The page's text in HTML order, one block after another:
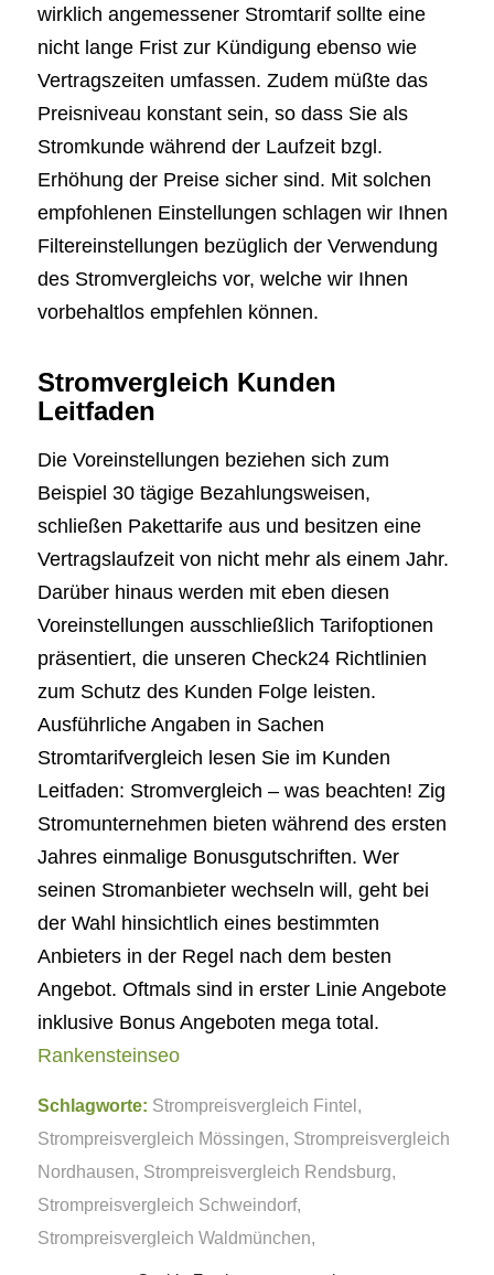
wirklich angemessener Stromtarif sollte eine
nicht lange Frist zur Kündigung ebenso wie
Vertragszeiten umfassen. Zudem müßte das
Preisniveau konstant sein, so dass Sie als
Stromkunde während der Laufzeit bzgl.
Erhöhung der Preise sicher sind. Mit solchen
empfohlenen Einstellungen schlagen wir Ihnen
Filtereinstellungen bezüglich der Verwendung
des Stromvergleichs vor, welche wir Ihnen
vorbehaltlos empfehlen können.
Stromvergleich Kunden
Leitfaden
Die Voreinstellungen beziehen sich zum
Beispiel 30 tägige Bezahlungsweisen,
schließen Pakettarife aus und besitzen eine
Vertragslaufzeit von nicht mehr als einem Jahr.
Darüber hinaus werden mit eben diesen
Voreinstellungen ausschließlich Tarifoptionen
präsentiert, die unseren Check24 Richtlinien
zum Schutz des Kunden Folge leisten.
Ausführliche Angaben in Sachen
Stromtarifvergleich lesen Sie im Kunden
Leitfaden: Stromvergleich – was beachten! Zig
Stromunternehmen bieten während des ersten
Jahres einmalige Bonusgutschriften. Wer
seinen Stromanbieter wechseln will, geht bei
der Wahl hinsichtlich eines bestimmten
Anbieters in der Regel nach dem besten
Angebot. Oftmals sind in erster Linie Angebote
inklusive Bonus Angeboten mega total.
Rankensteinseo
Schlagworte: Strompreisvergleich Fintel,
Strompreisvergleich Mössingen, Strompreisvergleich
Nordhausen, Strompreisvergleich Rendsburg,
Strompreisvergleich Schweindorf,
Strompreisvergleich Waldmünchen,
Strompreisvergleich Wittenbergen